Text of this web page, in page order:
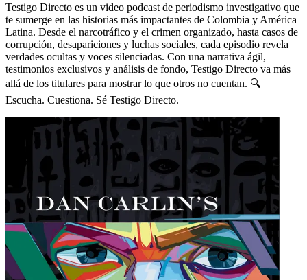
Testigo Directo es un video podcast de periodismo investigativo que
te sumerge en las historias más impactantes de Colombia y América
Latina. Desde el narcotráfico y el crimen organizado, hasta casos de
corrupción, desapariciones y luchas sociales, cada episodio revela
verdades ocultas y voces silenciadas. Con una narrativa ágil,
testimonios exclusivos y análisis de fondo, Testigo Directo va más
allá de los titulares para mostrar lo que otros no cuentan. 🔍
Escucha. Cuestiona. Sé Testigo Directo.